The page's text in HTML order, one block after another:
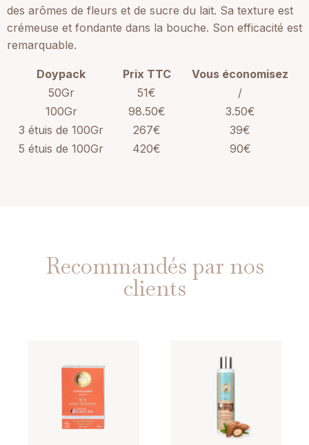
des arômes de fleurs et de sucre du lait. Sa texture est
crémeuse et fondante dans la bouche. Son efficacité est
remarquable.
Doypack Prix TTC
Vous économisez
50Gr
51€
/
100Gr
98.50€
3.50€
3 étuis de 100Gr
267€
39€
5 étuis de 100Gr
420€ 90€
Recommandés par nos
clients